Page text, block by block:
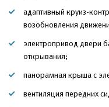
адаптивный круиз-
возобновления
электропривод двери
открывания;
панорамная крыша с
вентиляция передних